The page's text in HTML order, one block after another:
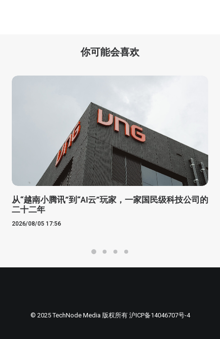
你可能会喜欢
从“越南小腾讯”到“AI云”玩家，一家国民级科技公司的
二十二年
2026/08/05 17:56
© 2025 TechNode Media 版权所有 沪ICP备14046707号-4